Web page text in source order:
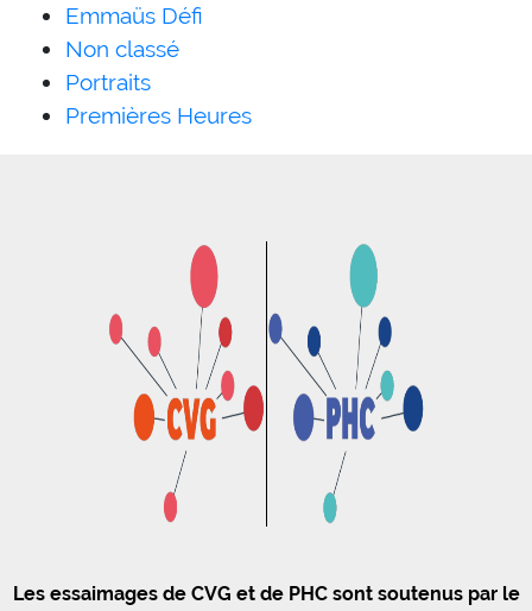
Emmaüs Défi
Non classé
Portraits
Premières Heures
Les essaimages de CVG et de PHC sont soutenus par le